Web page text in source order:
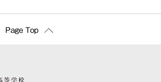
Page Top